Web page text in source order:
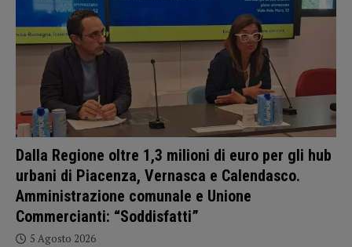
Dalla Regione oltre 1,3 milioni di euro per gli hub
urbani di Piacenza, Vernasca e Calendasco.
Amministrazione comunale e Unione
Commercianti: “Soddisfatti”
5 Agosto 2026